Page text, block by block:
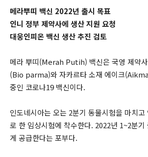
메라뿌띠 백신 2022년 출시 목표
인니 정부 제약사에 생산 지원 요청
대웅인피온 백신 생산 추진 검토
메라 뿌띠(Merah Putih) 백신은 국영 제약
(Bio parma)와 자카르타 소재 에이크
중인 코로나19 백신이다.
인도네시아는 오는 2분기 동물시험을 마치고
로 한 임상시험에 착수한다. 2022년 1~2분기
게 공급한다는 포부다.